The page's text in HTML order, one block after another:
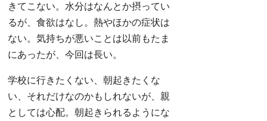
きてこない。水分はなんとか摂ってい
るが、食欲はなし。熱やほかの症状は
ない。気持ちが悪いことは以前もたま
にあったが、今回は長い。
学校に行きたくない、朝起きたくな
い、それだけなのかもしれないが、親
としては心配。朝起きられるようにな